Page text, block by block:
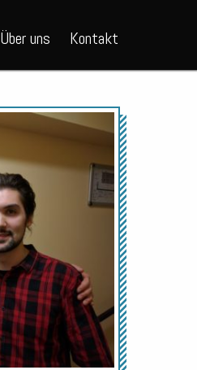
Über uns Kontakt
Audio-
Player